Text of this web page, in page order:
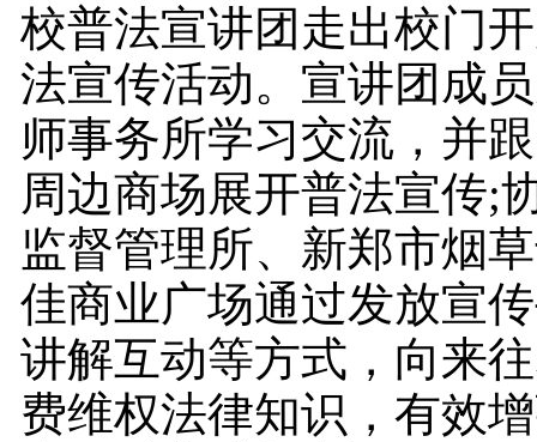
校普法宣讲团走出校门
法宣传活动。宣讲团成
师事务所学习交流，并
周边商场展开普法宣传;
监督管理所、新郑市烟
佳商业广场通过发放宣
讲解互动等方式，向来
费维权法律知识，有效